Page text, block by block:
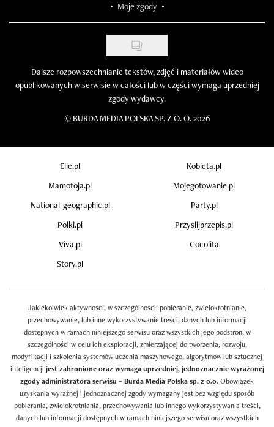
Moje zgody
Dalsze rozpowszechnianie tekstów, zdjęć i materiałów wideo
opublikowanych w serwisie w całości lub w części wymaga uprzedniej
zgody wydawcy.
© BURDA MEDIA POLSKA SP. Z O. O. 2026
Elle.pl
Kobieta.pl
Mamotoja.pl
Mojegotowanie.pl
National-geographic.pl
Party.pl
Polki.pl
Przyslijprzepis.pl
Viva.pl
Cocolita
Story.pl
Jakiekolwiek aktywności, w szczególności: pobieranie, zwielokrotnianie,
przechowywanie, lub inne wykorzystywanie treści, danych lub informacji
dostępnych w ramach niniejszego serwisu oraz wszystkich jego podstron, w
szczególności w celu ich eksploracji, zmierzającej do tworzenia, rozwoju,
modyfikacji i szkolenia systemów uczenia maszynowego, algorytmów lub sztucznej
inteligencji jest zabronione oraz wymaga uprzedniej, jednoznacznie wyrażonej
zgody administratora serwisu – Burda Media Polska sp. z o.o.Obowiązek
uzyskania wyraźnej i jednoznacznej zgody wymagany jest bez względu sposób
pobierania, zwielokrotniania, przechowywania lub innego wykorzystywania treści,
danych lub informacji dostępnych w ramach niniejszego serwisu oraz wszystkich